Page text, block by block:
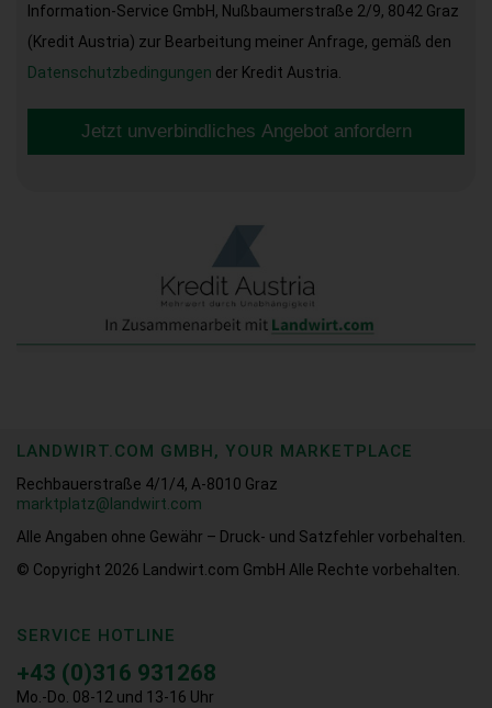
Information-Service GmbH, Nußbaumerstraße 2/9, 8042 Graz
(Kredit Austria) zur Bearbeitung meiner Anfrage, gemäß den
Datenschutzbedingungen der Kredit Austria.
Jetzt unverbindliches Angebot anfordern
LANDWIRT.COM GMBH, YOUR MARKETPLACE
Rechbauerstraße 4/1/4, A-8010 Graz
marktplatz@landwirt.com
Alle Angaben ohne Gewähr – Druck- und Satzfehler vorbehalten.
© Copyright 2026
Landwirt.com GmbH Alle Rechte vorbehalten.
SERVICE HOTLINE
+43 (0)316 931268
Mo.-Do. 08-12 und 13-16 Uhr